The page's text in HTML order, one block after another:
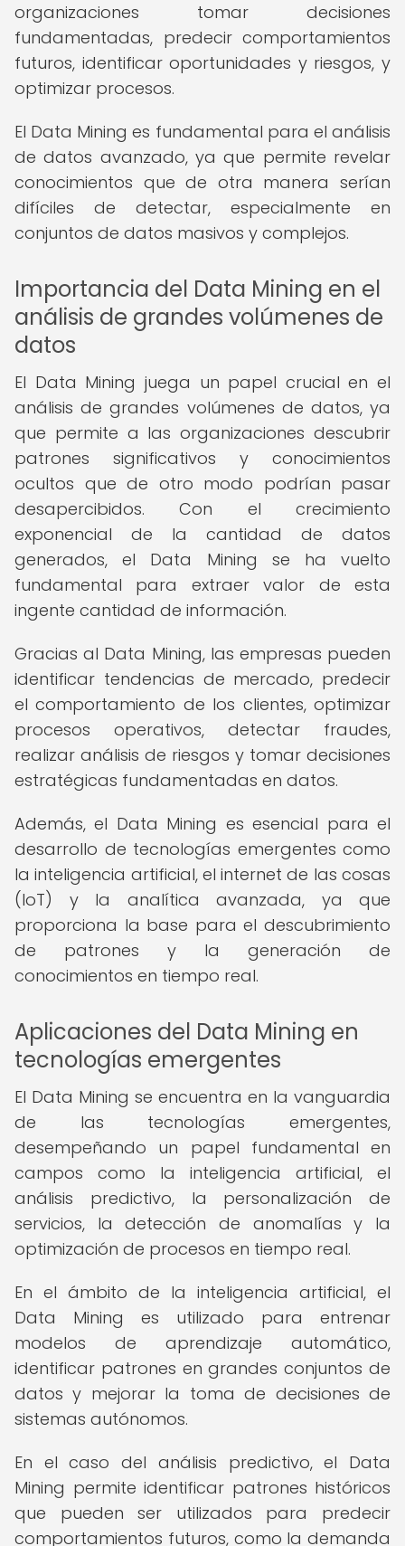
organizaciones tomar decisiones
fundamentadas, predecir comportamientos
futuros, identificar oportunidades y riesgos, y
optimizar procesos.
El Data Mining es fundamental para el análisis
de datos avanzado, ya que permite revelar
conocimientos que de otra manera serían
difíciles de detectar, especialmente en
conjuntos de datos masivos y complejos.
Importancia del Data Mining en el
análisis de grandes volúmenes de
datos
El Data Mining juega un papel crucial en el
análisis de grandes volúmenes de datos, ya
que permite a las organizaciones descubrir
patrones significativos y conocimientos
ocultos que de otro modo podrían pasar
desapercibidos. Con el crecimiento
exponencial de la cantidad de datos
generados, el Data Mining se ha vuelto
fundamental para extraer valor de esta
ingente cantidad de información.
Gracias al Data Mining, las empresas pueden
identificar tendencias de mercado, predecir
el comportamiento de los clientes, optimizar
procesos operativos, detectar fraudes,
realizar análisis de riesgos y tomar decisiones
estratégicas fundamentadas en datos.
Además, el Data Mining es esencial para el
desarrollo de tecnologías emergentes como
la inteligencia artificial, el internet de las cosas
(IoT) y la analítica avanzada, ya que
proporciona la base para el descubrimiento
de patrones y la generación de
conocimientos en tiempo real.
Aplicaciones del Data Mining en
tecnologías emergentes
El Data Mining se encuentra en la vanguardia
de las tecnologías emergentes,
desempeñando un papel fundamental en
campos como la inteligencia artificial, el
análisis predictivo, la personalización de
servicios, la detección de anomalías y la
optimización de procesos en tiempo real.
En el ámbito de la inteligencia artificial, el
Data Mining es utilizado para entrenar
modelos de aprendizaje automático,
identificar patrones en grandes conjuntos de
datos y mejorar la toma de decisiones de
sistemas autónomos.
En el caso del análisis predictivo, el Data
Mining permite identificar patrones históricos
que pueden ser utilizados para predecir
comportamientos futuros, como la demanda